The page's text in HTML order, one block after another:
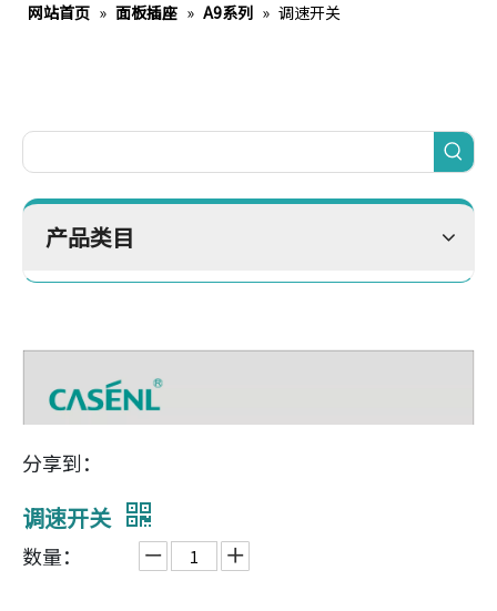
网站首页 » 面板插座 » A9系列 » 调速开关
产品类目
分享到：
调速开关
数量：